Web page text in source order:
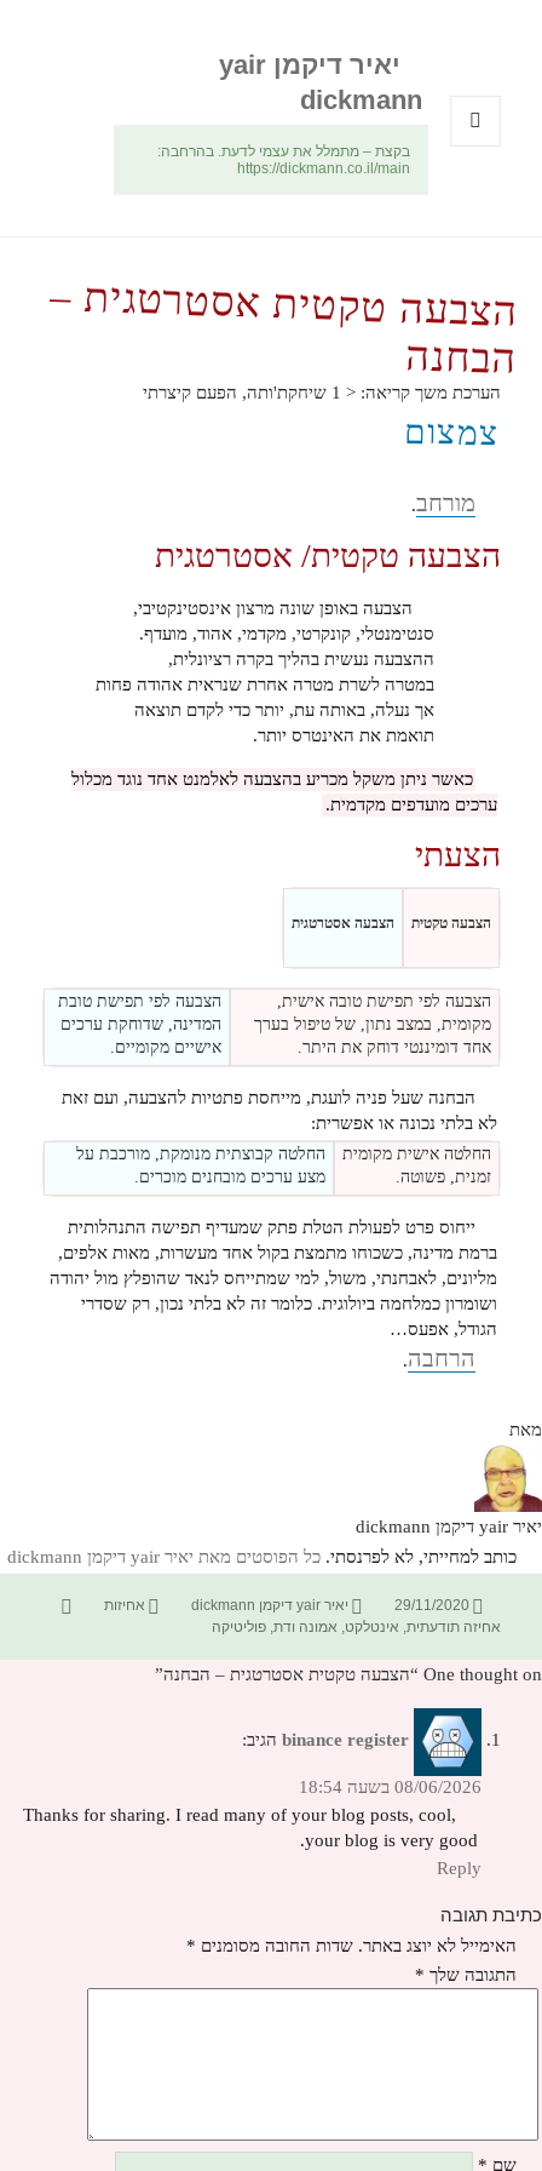
יאיר דיקמן yair
dickmann
בקצת – מתמלל את עצמי לדעת. בהרחבה:
https://dickmann.co.il/main
הצבעה טקטית אסטרטגית –
הבחנה
הערכת משך קריאה: < 1 שיחקת'ותה, הפעם קיצרתי
צמצום
מורחב.
הצבעה טקטית/ אסטרטגית
הצבעה באופן שונה מרצון אינסטינקטיבי,
סנטימנטלי, קונקרטי, מקדמי, אהוד, מועדף.
ההצבעה נעשית בהליך בקרה רציונלית,
במטרה לשרת מטרה אחרת שנראית אהודה פחות
אך נעלה, באותה עת, יותר כדי לקדם תוצאה
תואמת את האינטרס יותר.
כאשר ניתן משקל מכריע בהצבעה לאלמנט אחד נוגד מכלול
ערכים מועדפים מקדמית.
הצעתי
הצבעה טקטית הצבעה אסטרטגית
הצבעה לפי תפישת טובה אישית,
מקומית, במצב נתון, של טיפול בערך
אחד דומיננטי דוחק את היתר.
הצבעה לפי תפישת טובת
המדינה, שדוחקת ערכים
אישיים מקומיים.
הבחנה שעל פניה לועגת, מייחסת פתטיות להצבעה, ועם זאת
לא בלתי נכונה או אפשרית:
החלטה אישית מקומית
זמנית, פשוטה.
החלטה קבוצתית מנומקת, מורכבת על
מצע ערכים מובחנים מוכרים.
ייחוס פרט לפעולת הטלת פתק שמעדיף תפישה התנהלותית
ברמת מדינה, כשכוחו מתמצת בקול אחד מעשרות, מאות אלפים,
מליונים, לאבחנתי, משול, למי שמתייחס לנאד שהופלץ מול יהודה
ושומרון כמלחמה ביולוגית. כלומר זה לא בלתי נכון, רק שסדרי
הגודל, אפעס…
הרחבה.
מאת
יאיר yair דיקמן dickmann
כותב למחייתי, לא לפרנסתי. כל הפוסטים מאת יאיר yair דיקמן dickmann‏
פורסם
בתאריך
29/11/2020 מחבר
יאיר yair דיקמן dickmann קטגוריות
אחיזות
אחיזה תודעתית, אינטלקט, אמונה ודת,פוליטיקה
One thought on “הצבעה טקטית אסטרטגית – הבחנה”
binance register הגיב:
08/06/2026 בשעה 18:54
Thanks for sharing. I read many of your blog posts, cool,
your blog is very good.
Reply
כתיבת תגובה
האימייל לא יוצג באתר. שדות החובה מסומנים *
התגובה שלך *
שם *